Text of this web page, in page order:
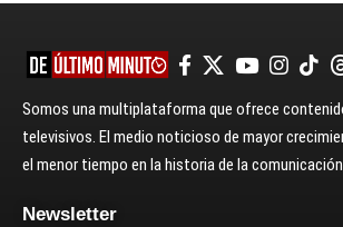
Somos una multiplataforma que ofrece
televisivos. El medio noticioso de mayor
el menor tiempo en la historia de la
Newsletter